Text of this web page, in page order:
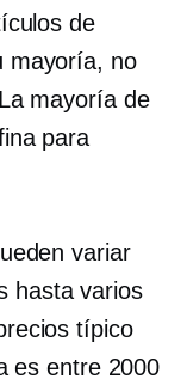
de
mayoría, no
mayoría de
para
variar
hasta varios
típico
es entre 2000